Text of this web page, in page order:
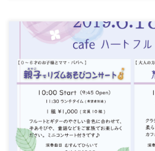
こんにちは。 イハラ音楽教室の伊原
初夏の陽気ですね
新生活にも慣れ